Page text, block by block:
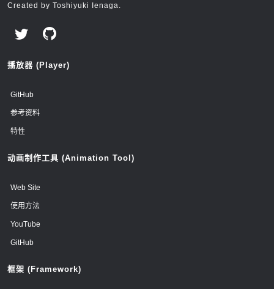
Created by Toshiyuki Ienaga.
播放器 (Player)
GitHub
参考资料
特性
动画制作工具 (Animation Tool)
Web Site
使用方法
YouTube
GitHub
框架 (Framework)